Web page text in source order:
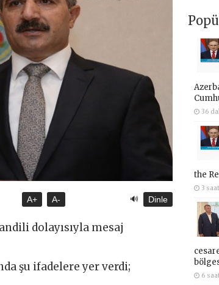
A+ A- 🔊 Dinle
dolayısıyla mesaj
şu ifadelere yer verdi;
36
the
3
6